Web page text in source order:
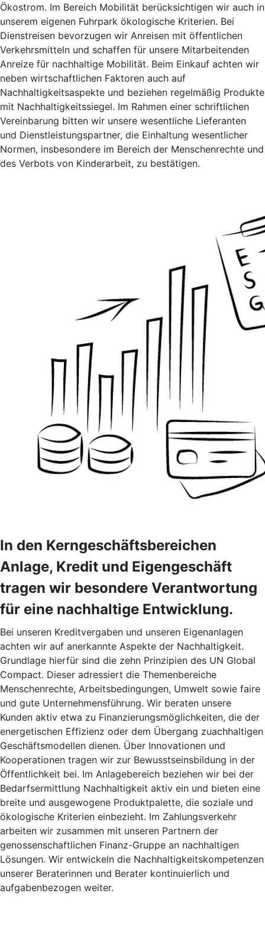
Ökostrom. Im Bereich Mobilität berücksichtigen wir auch in
unserem eigenen Fuhrpark ökologische Kriterien. Bei
Dienstreisen bevorzugen wir Anreisen mit öffentlichen
Verkehrsmitteln und schaffen für unsere Mitarbeitenden
Anreize für nachhaltige Mobilität. Beim Einkauf achten wir
neben wirtschaftlichen Faktoren auch auf
Nachhaltigkeitsaspekte und beziehen regelmäßig Produkte
mit Nachhaltigkeitssiegel. Im Rahmen einer schriftlichen
Vereinbarung bitten wir unsere wesentliche Lieferanten
und Dienstleistungspartner, die Einhaltung wesentlicher
Normen, insbesondere im Bereich der Menschenrechte und
des Verbots von Kinderarbeit, zu bestätigen.
In den Kerngeschäftsbereichen
Anlage, Kredit und Eigengeschäft
tragen wir besondere Verantwortung
für eine nachhaltige Entwicklung.
Bei unseren Kreditvergaben und unseren Eigenanlagen
achten wir auf anerkannte Aspekte der Nachhaltigkeit.
Grundlage hierfür sind die zehn Prinzipien des UN Global
Compact. Dieser adressiert die Themenbereiche
Menschenrechte, Arbeitsbedingungen, Umwelt sowie faire
und gute Unternehmensführung. Wir beraten unsere
Kunden aktiv etwa zu Finanzierungsmöglichkeiten, die der
energetischen Effizienz oder dem Übergang zuachhaltigen
Geschäftsmodellen dienen. Über Innovationen und
Kooperationen tragen wir zur Bewusstseinsbildung in der
Öffentlichkeit bei. Im Anlagebereich beziehen wir bei der
Bedarfsermittlung Nachhaltigkeit aktiv ein und bieten eine
breite und ausgewogene Produktpalette, die soziale und
ökologische Kriterien einbezieht. Im Zahlungsverkehr
arbeiten wir zusammen mit unseren Partnern der
genossenschaftlichen Finanz-Gruppe an nachhaltigen
Lösungen. Wir entwickeln die Nachhaltigkeitskompetenzen
unserer Beraterinnen und Berater kontinuierlich und
aufgabenbezogen weiter.